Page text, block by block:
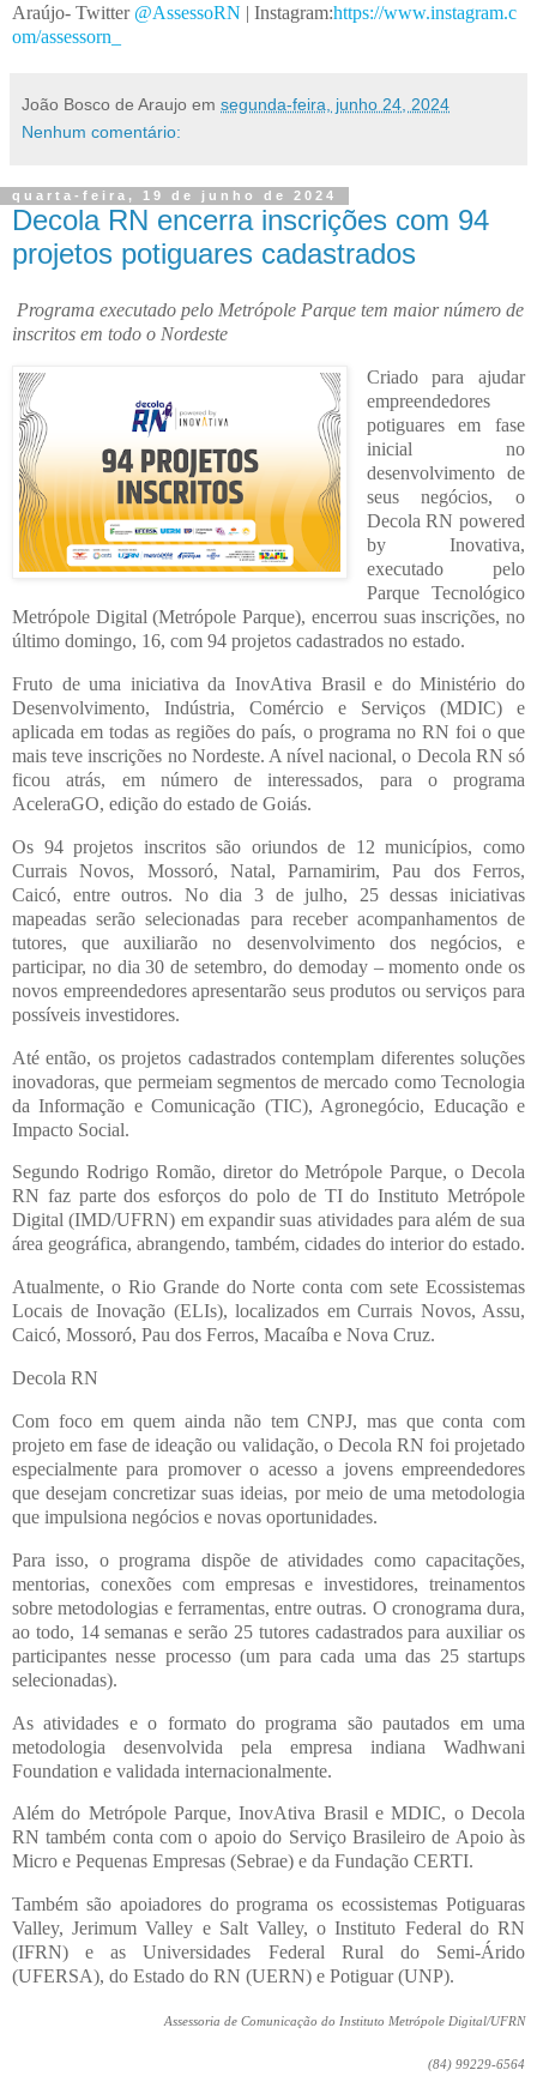
Araújo- Twitter @AssessoRN | Instagram:https://www.instagram.c
om/assessorn_
João Bosco de Araujo em segunda-feira, junho 24, 2024
Nenhum comentário:
quarta-feira, 19 de junho de 2024
Decola RN encerra inscrições com 94
projetos potiguares cadastrados
Programa executado pelo Metrópole Parque tem maior número de
inscritos em todo o Nordeste
Criado para ajudar
empreendedores
potiguares em fase
inicial no
desenvolvimento de
seus negócios, o
Decola RN powered
by Inovativa,
executado pelo
Parque Tecnológico
Metrópole Digital (Metrópole Parque), encerrou suas inscrições, no
último domingo, 16, com 94 projetos cadastrados no estado.
Fruto de uma iniciativa da InovAtiva Brasil e do Ministério do
Desenvolvimento, Indústria, Comércio e Serviços (MDIC) e
aplicada em todas as regiões do país, o programa no RN foi o que
mais teve inscrições no Nordeste. A nível nacional, o Decola RN só
ficou atrás, em número de interessados, para o programa
AceleraGO, edição do estado de Goiás.
Os 94 projetos inscritos são oriundos de 12 municípios, como
Currais Novos, Mossoró, Natal, Parnamirim, Pau dos Ferros,
Caicó, entre outros. No dia 3 de julho, 25 dessas iniciativas
mapeadas serão selecionadas para receber acompanhamentos de
tutores, que auxiliarão no desenvolvimento dos negócios, e
participar, no dia 30 de setembro, do demoday – momento onde os
novos empreendedores apresentarão seus produtos ou serviços para
possíveis investidores.
Até então, os projetos cadastrados contemplam diferentes soluções
inovadoras, que permeiam segmentos de mercado como Tecnologia
da Informação e Comunicação (TIC), Agronegócio, Educação e
Impacto Social.
Segundo Rodrigo Romão, diretor do Metrópole Parque, o Decola
RN faz parte dos esforços do polo de TI do Instituto Metrópole
Digital (IMD/UFRN) em expandir suas atividades para além de sua
área geográfica, abrangendo, também, cidades do interior do estado.
Atualmente, o Rio Grande do Norte conta com sete Ecossistemas
Locais de Inovação (ELIs), localizados em Currais Novos, Assu,
Caicó, Mossoró, Pau dos Ferros, Macaíba e Nova Cruz.
Decola RN
Com foco em quem ainda não tem CNPJ, mas que conta com
projeto em fase de ideação ou validação, o Decola RN foi projetado
especialmente para promover o acesso a jovens empreendedores
que desejam concretizar suas ideias, por meio de uma metodologia
que impulsiona negócios e novas oportunidades.
Para isso, o programa dispõe de atividades como capacitações,
mentorias, conexões com empresas e investidores, treinamentos
sobre metodologias e ferramentas, entre outras. O cronograma dura,
ao todo, 14 semanas e serão 25 tutores cadastrados para auxiliar os
participantes nesse processo (um para cada uma das 25 startups
selecionadas).
As atividades e o formato do programa são pautados em uma
metodologia desenvolvida pela empresa indiana Wadhwani
Foundation e validada internacionalmente.
Além do Metrópole Parque, InovAtiva Brasil e MDIC, o Decola
RN também conta com o apoio do Serviço Brasileiro de Apoio às
Micro e Pequenas Empresas (Sebrae) e da Fundação CERTI.
Também são apoiadores do programa os ecossistemas Potiguaras
Valley, Jerimum Valley e Salt Valley, o Instituto Federal do RN
(IFRN) e as Universidades Federal Rural do Semi-Árido
(UFERSA), do Estado do RN (UERN) e Potiguar (UNP).
Assessoria de Comunicação do Instituto Metrópole Digital/UFRN
(84) 99229-6564